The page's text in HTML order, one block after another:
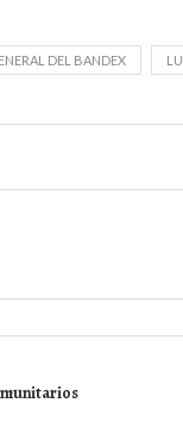
DEL BANDEX